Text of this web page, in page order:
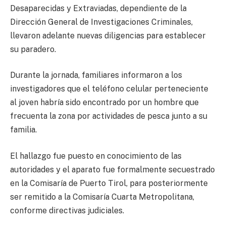
Desaparecidas y Extraviadas, dependiente de la
Dirección General de Investigaciones Criminales,
llevaron adelante nuevas diligencias para establecer
su paradero.
Durante la jornada, familiares informaron a los
investigadores que el teléfono celular perteneciente
al joven habría sido encontrado por un hombre que
frecuenta la zona por actividades de pesca junto a su
familia.
El hallazgo fue puesto en conocimiento de las
autoridades y el aparato fue formalmente secuestrado
en la Comisaría de Puerto Tirol, para posteriormente
ser remitido a la Comisaría Cuarta Metropolitana,
conforme directivas judiciales.